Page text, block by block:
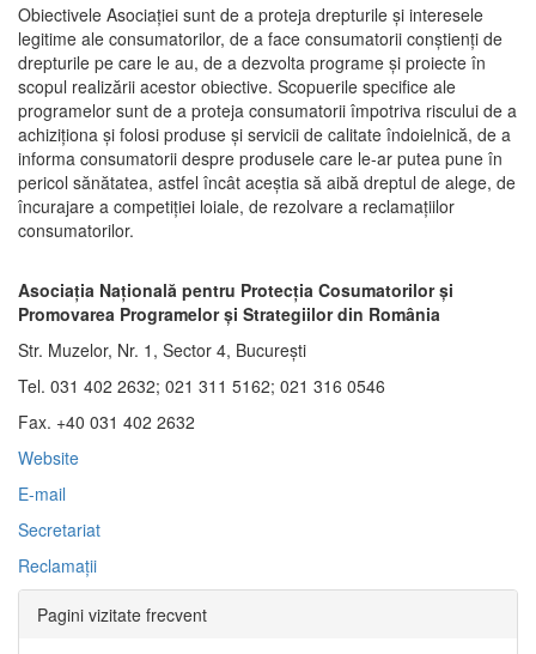
Obiectivele Asociaţiei sunt de a proteja drepturile şi interesele
legitime ale consumatorilor, de a face consumatorii conştienţi de
drepturile pe care le au, de a dezvolta programe şi proiecte în
scopul realizării acestor obiective. Scopuerile specifice ale
programelor sunt de a proteja consumatorii împotriva riscului de a
achiziţiona şi folosi produse şi servicii de calitate îndoielnică, de a
informa consumatorii despre produsele care le-ar putea pune în
pericol sănătatea, astfel încât aceştia să aibă dreptul de alege, de
încurajare a competiţiei loiale, de rezolvare a reclamaţiilor
consumatorilor.
Asociaţia Naţională pentru Protecţia Cosumatorilor şi
Promovarea Programelor şi Strategiilor din România
Str. Muzelor, Nr. 1, Sector 4, Bucureşti
Tel. 031 402 2632; 021 311 5162; 021 316 0546
Fax. +40 031 402 2632
Website
E-mail
Secretariat
Reclamaţii
Pagini vizitate frecvent